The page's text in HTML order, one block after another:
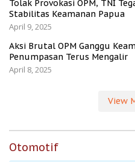
Tolak Provokasi OPM, TNI
Stabilitas Keamanan Papua
April 9, 2025
Aksi Brutal OPM Ganggu
Penumpasan Terus Mengalir
April 8, 2025
View
Otomotif